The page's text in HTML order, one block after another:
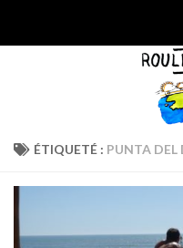
ÉTIQUETÉ : PUNTA DEL